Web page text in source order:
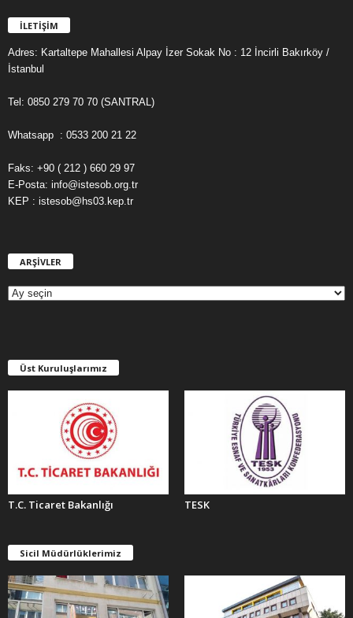
İLETİŞİM
Adres: Kartaltepe Mahallesi Alpay İzer Sokak No : 12 İncirli Bakırköy /
İstanbul
Tel: 0850 279 70 70 (SANTRAL)
Whatsapp : 0533 200 21 22
Faks: +90 ( 212 ) 660 29 97
E-Posta: info@istesob.org.tr
KEP : istesob@hs03.kep.tr
ARŞİVLER
E
R
Üst Kuruluşlarımız
T.C. Ticaret Bakanlığı TESK
Sicil Müdürlüklerimiz